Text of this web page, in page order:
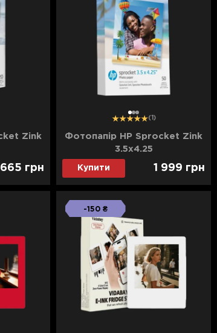
Zink
665 грн
12 3 (1)
Фотопапір HP Sprocket Zink
3.5x4.25
Купити 1 999 грн
-150 ₴